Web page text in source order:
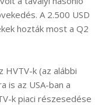
A 2.500 USD
hozták most a Q2
HVTV-k (az alábbi
is az USA-ban a
k piaci részesedése